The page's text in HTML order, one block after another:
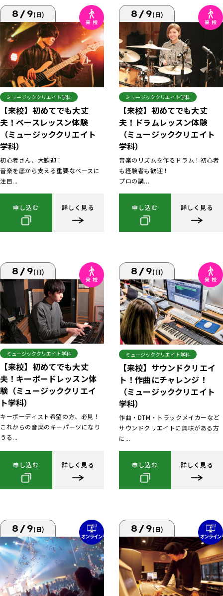
8/9(日)
ミュージッククリエイト学科
【来校】初めてでも大丈
夫！ベースレッスン体験
（ミュージッククリエイト
学科）
初心者さん、大歓迎！
音楽を底から支える重要なベースに
注目...
申し込む 詳しく見る
8/9(日)
ミュージッククリエイト学科
【来校】初めてでも大丈
夫！ドラムレッスン体験
（ミュージッククリエイト
学科）
音楽のリズムを作るドラム！初心者
も経験者も歓迎！
プロの講...
申し込む 詳しく見る
8/9(日)
ミュージッククリエイト学科
【来校】初めてでも大丈
夫！キーボードレッスン体
験（ミュージッククリエイ
ト学科）
キーボーディスト希望の方、必見！
これからの音楽のキーパーツになり
うる...
申し込む 詳しく見る
8/9(日)
ミュージッククリエイト学科
【来校】サウンドクリエイ
ト！作曲にチャレンジ！
（ミュージッククリエイト
学科）
作曲・DTM・トラックメイカーなど
サウンドクリエイトに興味がある方
に...
申し込む 詳しく見る
8/9(日) 8/9(日)